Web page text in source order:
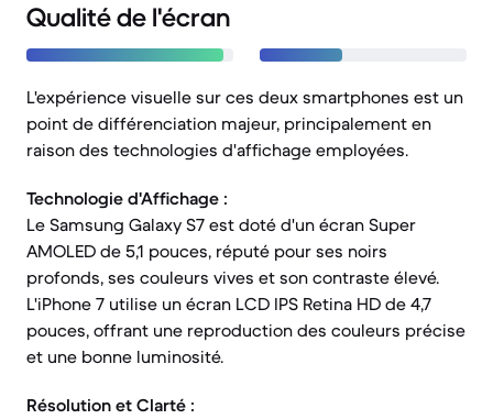
Qualité de l'écran
L'expérience visuelle sur ces deux smartphones est un
point de différenciation majeur, principalement en
raison des technologies d'affichage employées.
Technologie d'Affichage :
Le Samsung Galaxy S7 est doté d'un écran Super
AMOLED de 5,1 pouces, réputé pour ses noirs
profonds, ses couleurs vives et son contraste élevé.
L'iPhone 7 utilise un écran LCD IPS Retina HD de 4,7
pouces, offrant une reproduction des couleurs précise
et une bonne luminosité.
Résolution et Clarté :